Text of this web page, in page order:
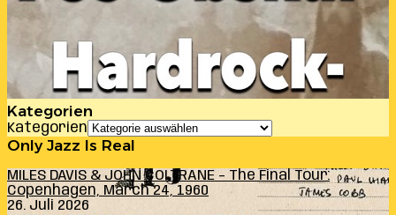
Kategorien
Kategorien
Only Jazz Is Real
MILES DAVIS & JOHN COLTRANE – The Final Tour:
Copenhagen, March 24, 1960
26. Juli 2026